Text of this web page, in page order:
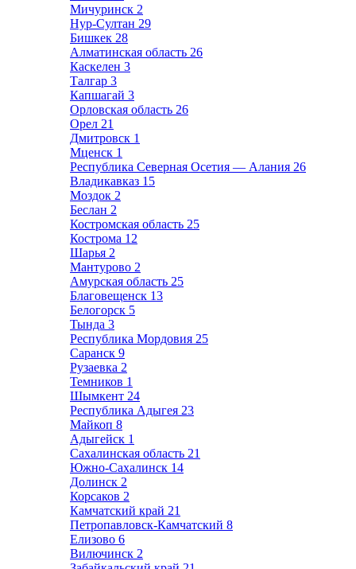
Мичуринск 2
Нур-Султан 29
Бишкек 28
Алматинская область 26
Каскелен 3
Талгар 3
Капшагай 3
Орловская область 26
Орел 21
Дмитровск 1
Мценск 1
Республика Северная Осетия — Алания 26
Владикавказ 15
Моздок 2
Беслан 2
Костромская область 25
Кострома 12
Шарья 2
Мантурово 2
Амурская область 25
Благовещенск 13
Белогорск 5
Тында 3
Республика Мордовия 25
Саранск 9
Рузаевка 2
Темников 1
Шымкент 24
Республика Адыгея 23
Майкоп 8
Адыгейск 1
Сахалинская область 21
Южно-Сахалинск 14
Долинск 2
Корсаков 2
Камчатский край 21
Петропавловск-Камчатский 8
Елизово 6
Вилючинск 2